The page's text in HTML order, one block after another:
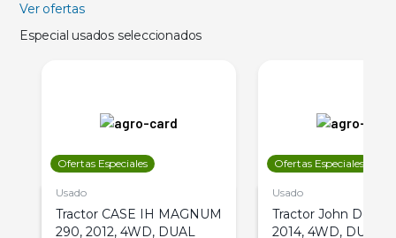
Ver ofertas
Especial usados seleccionados
Ofertas Especiales
Usado
Tractor CASE IH MAGNUM
290, 2012, 4WD, DUAL
Ofertas Especiales
Usado
Tractor John Deere
2014, 4WD, DUAL